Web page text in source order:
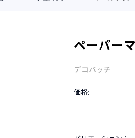
ペーパー
デコパッチ
価格: